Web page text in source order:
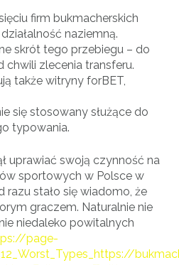
firm bukmacherskich
naziemną.
skrót tego przebiegu – do
chwili zlecenia transferu.
także witryny forBET,
się stosowany służące do
typowania.
uprawiać swoją czynność na
sportowych w Polsce w
razu stało się wiadomo, że
graczem. Naturalnie nie
niedaleko powitalnych
page-